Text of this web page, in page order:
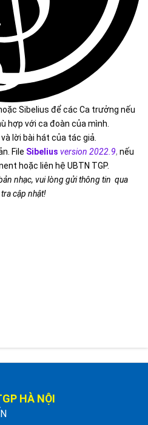
Sibelius để các Ca trưởng nếu
hợp với ca đoàn của mình.
lời bài hát của tác giả.
File Sibelius version 2022.9, nếu
hoặc liên hệ UBTN TGP.
nhạc, vui lòng gửi thông tin qua
cập nhật!
HÀ NỘI